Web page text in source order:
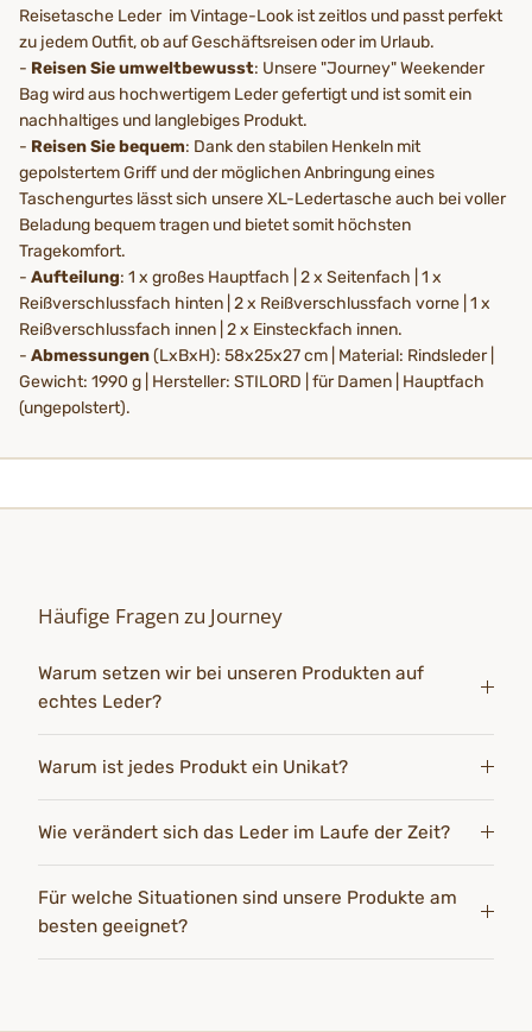
Reisetasche Leder im Vintage-Look ist zeitlos und passt perfekt
zu jedem Outfit, ob auf Geschäftsreisen oder im Urlaub.
- Reisen Sie umweltbewusst: Unsere "Journey" Weekender
Bag wird aus hochwertigem Leder gefertigt und ist somit ein
nachhaltiges und langlebiges Produkt.
- Reisen Sie bequem: Dank den stabilen Henkeln mit
gepolstertem Griff und der möglichen Anbringung eines
Taschengurtes lässt sich unsere XL-Ledertasche auch bei voller
Beladung bequem tragen und bietet somit höchsten
Tragekomfort.
- Aufteilung: 1 x großes Hauptfach | 2 x Seitenfach | 1 x
Reißverschlussfach hinten | 2 x Reißverschlussfach vorne | 1 x
Reißverschlussfach innen | 2 x Einsteckfach innen.
- Abmessungen(LxBxH): 58x25x27 cm | Material: Rindsleder |
Gewicht: 1990 g | Hersteller: STILORD | für Damen | Hauptfach
(ungepolstert).
Häufige Fragen zu Journey
Warum setzen wir bei unseren Produkten auf
echtes Leder?
Warum ist jedes Produkt ein Unikat?
Wie verändert sich das Leder im Laufe der Zeit?
Für welche Situationen sind unsere Produkte am
besten geeignet?